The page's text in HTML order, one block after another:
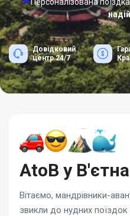
Довідковий
центр 24/7
AtoB у
Вітаємо, мандрівники-
звикли до нудних поїздок